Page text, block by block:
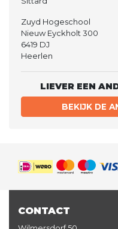
Zuyd Hogeschool
Nieuw Eyckholt 300
6419 DJ
Heerlen
LIEVER EEN
BEKIJK DE
CONTACT